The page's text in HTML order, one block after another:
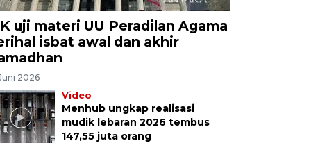
uji materi UU Peradilan Agama
isbat awal dan akhir
2026
Video
Menhub ungkap realisasi
mudik lebaran 2026 tembus
147,55 juta orang